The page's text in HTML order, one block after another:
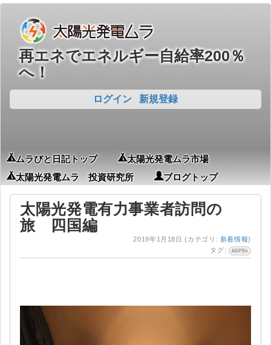
再エネでエネルギー自給率200％
へ！
ログイン 新規登録
ムラびと日記トップ
太陽光発電ムラ市場
太陽光発電ムラ 投資研究所
ブログトップ
太陽光発電有力事業者訪問の
旅 四国編
2019年1月18日 (カテゴリ: 新着情報)
タグ:
ASPEn